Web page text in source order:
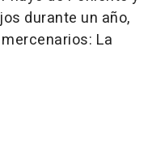
durante un año,
La